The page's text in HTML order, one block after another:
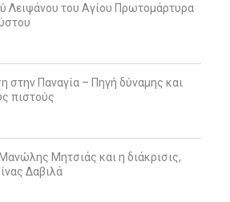
Λειψάνου του Αγίου Πρωτομάρτυρα
στην Παναγία – Πηγή δύναμης και
πιστούς
Μητσιάς και η διάκρισις,
Δαβιλά